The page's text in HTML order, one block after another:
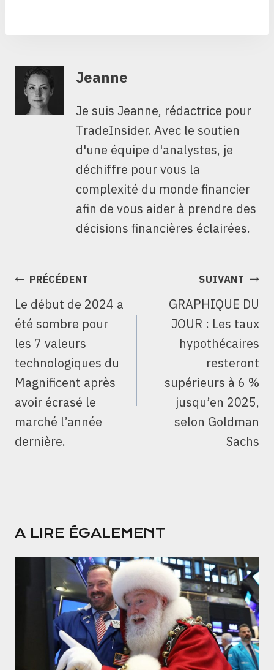
Jeanne
Je suis Jeanne, rédactrice pour
TradeInsider. Avec le soutien
d'une équipe d'analystes, je
déchiffre pour vous la
complexité du monde financier
afin de vous aider à prendre des
décisions financières éclairées.
NAVIGATION
L’ARTICLE
PRÉCÉDENT
Le début de 2024 a
été sombre pour
les 7 valeurs
technologiques du
Magnificent après
avoir écrasé le
marché l’année
dernière.
SUIVANT
GRAPHIQUE DU
JOUR : Les taux
hypothécaires
resteront
supérieurs à 6 %
jusqu’en 2025,
selon Goldman
Sachs
A LIRE ÉGALEMENT